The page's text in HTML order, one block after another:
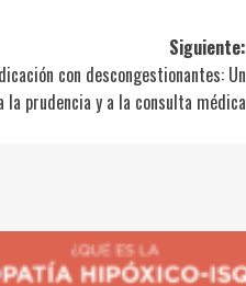
Siguiente:
con descongestionantes: Un
la prudencia y a la consulta médica